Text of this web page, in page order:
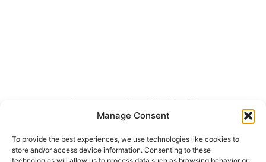
Manage Consent
To provide the best experiences, we use technologies like cookies to
store and/or access device information. Consenting to these
Tetszett, amit eddig láttál?
Keress bennünket!